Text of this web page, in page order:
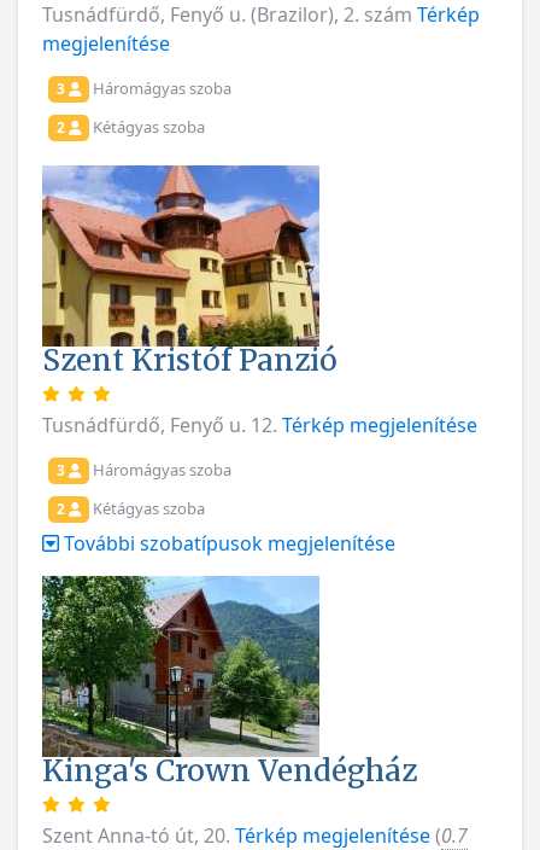
Tusnádfürdő, Fenyő u. (Brazilor), 2. szám Térkép
megjelenítése
3 Háromágyas szoba
2 Kétágyas szoba
Szent Kristóf Panzió
Tusnádfürdő, Fenyő u. 12. Térkép megjelenítése
3 Háromágyas szoba
2 Kétágyas szoba
További szobatípusok megjelenítése
Kinga's Crown Vendégház
Szent Anna-tó út, 20. Térkép megjelenítése(0.7